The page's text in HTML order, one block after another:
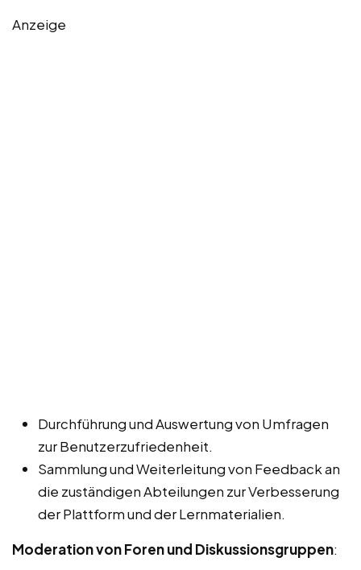
Anzeige
Durchführung und Auswertung von Umfragen
zur Benutzerzufriedenheit.
Sammlung und Weiterleitung von Feedback an
die zuständigen Abteilungen zur Verbesserung
der Plattform und der Lernmaterialien.
Moderation von Foren und Diskussionsgruppen: